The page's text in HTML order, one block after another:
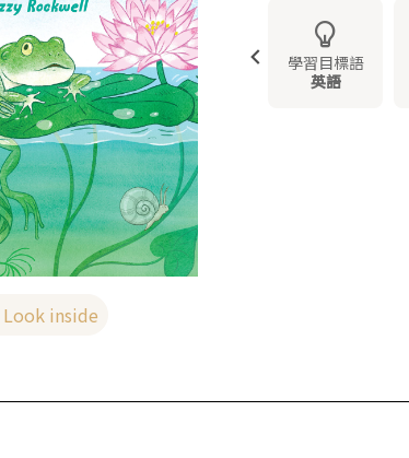
Look inside
學習目標語
英語